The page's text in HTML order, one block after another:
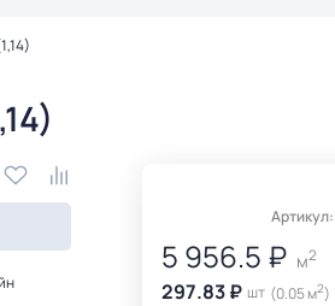
Артикул:
5 956.5 ₽ м2
297.83 ₽ шт (0.05 м2)